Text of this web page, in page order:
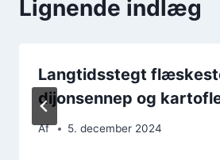
Lignende indlæg
Langtidsstegt
dijonsennep og
Af 5. december 2024